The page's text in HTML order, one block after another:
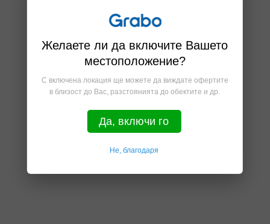
Желаете ли да включите Вашето
местоположение?
С включена локация ще можете да виждате офертите
в близост до Вас, разстоянията до обектите и др.
Да, включи го
Не, благодаря